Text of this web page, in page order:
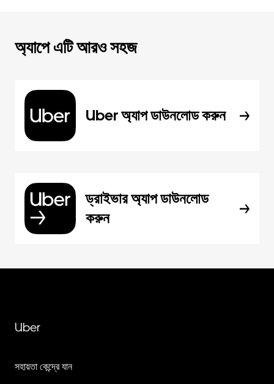
অ্যাপে এটি আরও সহজ
Uber অ্যাপ ডাউনলোড করুন
ড্রাইভার অ্যাপ ডাউনলোড
করুন
Uber
সহায়তা কেন্দ্রে যান